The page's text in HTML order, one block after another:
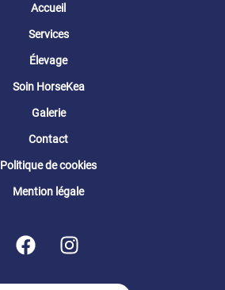
Accueil
Services
Élevage
Soin HorseKea
Galerie
Contact
Politique de cookies
Mention légale